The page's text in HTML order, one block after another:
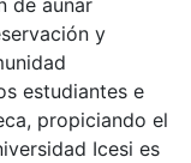
y
estudiantes e
propiciando el
Icesi es